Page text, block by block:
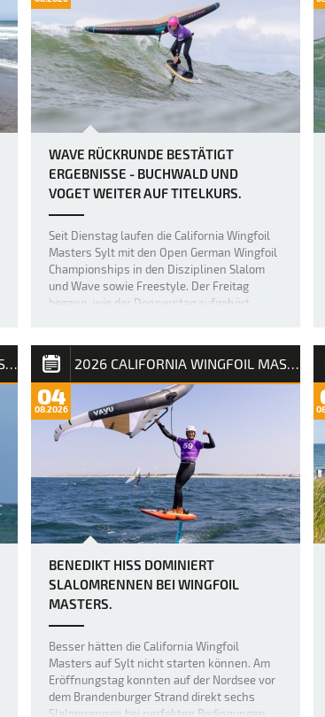
WAVE RÜCKRUNDE BESTÄTIGT
ERGEBNISSE - BUCHWALD UND
VOGET WEITER AUF TITELKURS.
Seit Dienstag laufen die California Wingfoil
Masters Sylt mit den Open German Wingfoil
Championships in den Disziplinen Slalom
und Wave sowie Freestyle. Der Freitag
begann, wie der Donnerstag aufgehört
2026 CALIFORNIA WINGFOIL MASTERS SYLT 2026 CALIFORNIA WINGFOIL MASTERS SYLT
04
08.2026
BENEDIKT HISS DOMINIERT
SLALOMRENNEN BEI WINGFOIL
MASTERS.
Besser hätten die California Wingfoil
Masters auf Sylt nicht starten können. Am
Eröffnungstag konnten auf der Nordsee vor
dem Brandenburger Strand direkt sechs
Slalomrennen bei perfekten Bedingungen